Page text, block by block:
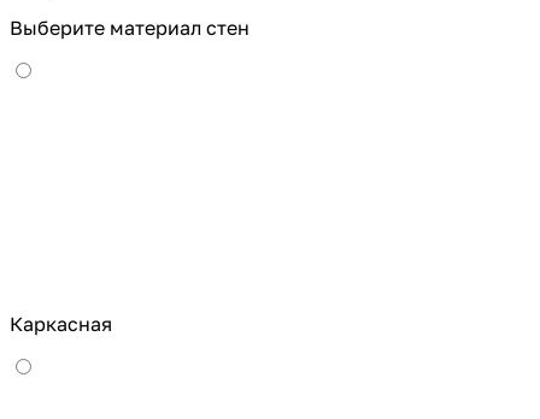
Выберите материал стен
Каркасная